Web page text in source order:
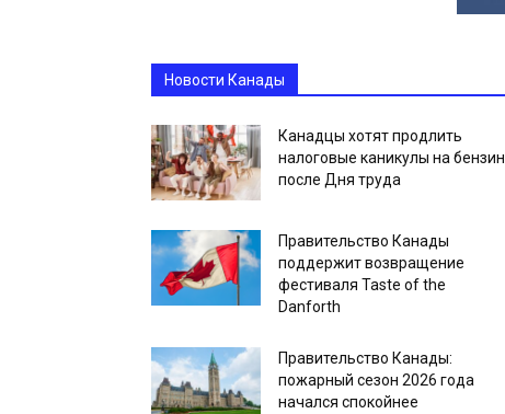
Новости Канады
Канадцы хотят продлить
налоговые каникулы на бензин
после Дня труда
Правительство Канады
поддержит возвращение
фестиваля Taste of the
Danforth
Правительство Канады:
пожарный сезон 2026 года
начался спокойнее